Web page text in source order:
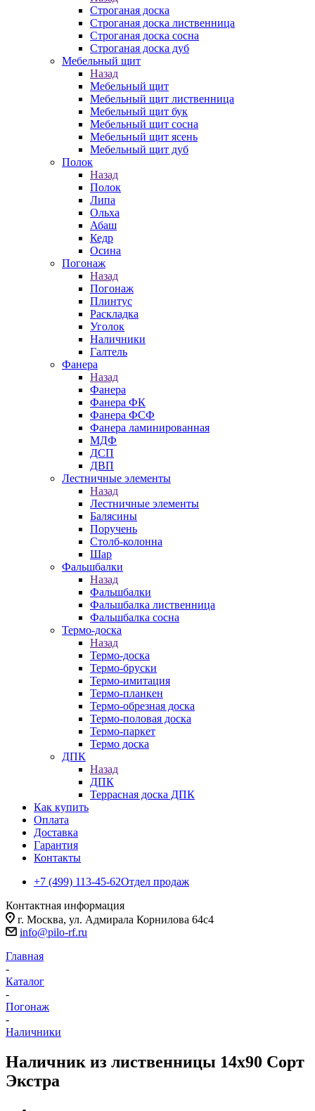
Строганая доска
Строганая доска лиственница
Строганая доска сосна
Строганая доска дуб
Мебельный щит
Назад
Мебельный щит
Мебельный щит лиственница
Мебельный щит бук
Мебельный щит сосна
Мебельный щит ясень
Мебельный щит дуб
Полок
Назад
Полок
Липа
Ольха
Абаш
Кедр
Осина
Погонаж
Назад
Погонаж
Плинтус
Раскладка
Уголок
Наличники
Галтель
Фанера
Назад
Фанера
Фанера ФК
Фанера ФСФ
Фанера ламинированная
МДФ
ДСП
ДВП
Лестничные элементы
Назад
Лестничные элементы
Балясины
Поручень
Столб-колонна
Шар
Фальшбалки
Назад
Фальшбалки
Фальшбалка лиственница
Фальшбалка сосна
Термо-доска
Назад
Термо-доска
Термо-бруски
Термо-имитация
Термо-планкен
Термо-обрезная доска
Термо-половая доска
Термо-паркет
Термо доска
ДПК
Назад
ДПК
Террасная доска ДПК
Как купить
Оплата
Доставка
Гарантия
Контакты
+7 (499) 113-45-62Отдел продаж
Контактная информация
г. Москва, ул. Адмирала Корнилова 64с4
info@pilo-rf.ru
Главная
-
Каталог
-
Погонаж
-
Наличники
Наличник из лиственницы 14х90 Сорт
Экстра